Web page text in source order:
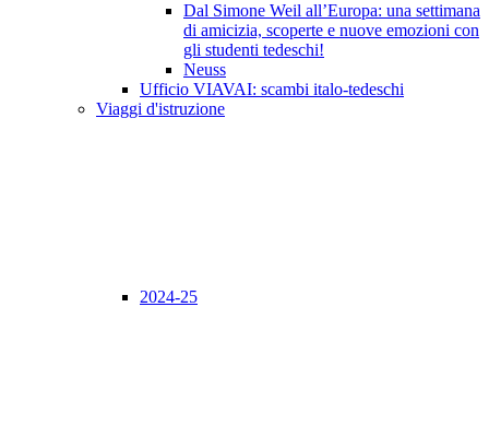
Dal Simone Weil all’Europa: una settimana
di amicizia, scoperte e nuove emozioni con
gli studenti tedeschi!
Neuss
Ufficio VIAVAI: scambi italo-tedeschi
Viaggi d'istruzione
2024-25